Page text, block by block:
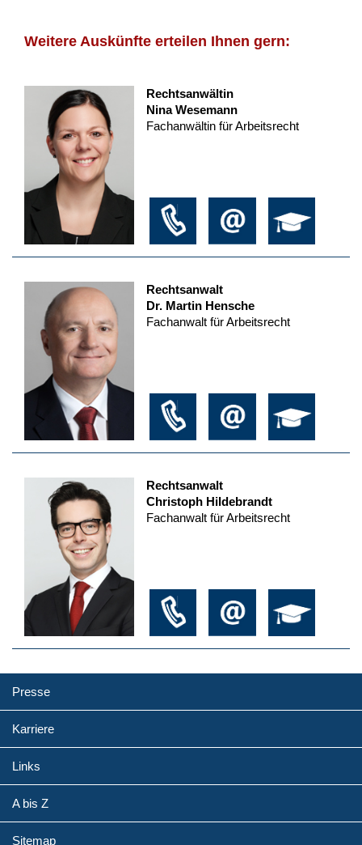
Weitere Auskünfte erteilen Ihnen gern:
Rechtsanwältin
Nina Wesemann
Fachanwältin für Arbeitsrecht
Rechtsanwalt
Dr. Martin Hensche
Fachanwalt für Arbeitsrecht
Rechtsanwalt
Christoph Hildebrandt
Fachanwalt für Arbeitsrecht
Presse
Karriere
Links
A bis Z
Sitemap